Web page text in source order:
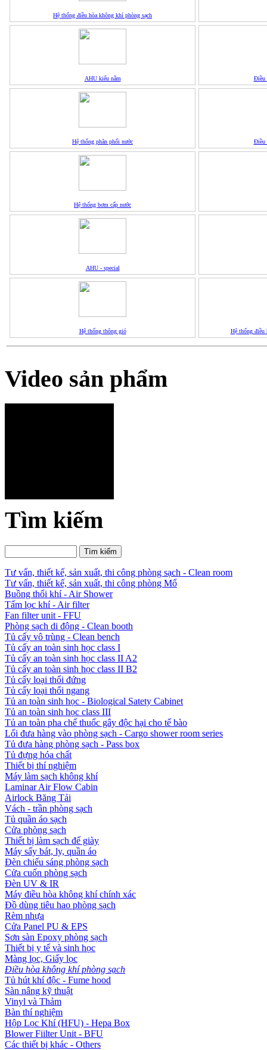
Hệ thống điều hòa không khí phòng sạch
AHU kiểu nằm Điều
Hệ thống phân phối nước Điều
Hệ thống bơm cấp nước
AHU - special
Hệ thống thông gió Hệ thống điều
Video sản phẩm
Tìm kiếm
Tư vấn, thiết kế, sản xuất, thi công phòng sạch - Clean room
Tư vấn, thiết kế, sản xuất, thi công phòng Mổ
Buồng thổi khí - Air Shower
Tấm lọc khí - Air filter
Fan filter unit - FFU
Phòng sạch di động - Clean booth
Tủ cấy vô trùng - Clean bench
Tủ cấy an toàn sinh học class I
Tủ cấy an toàn sinh học class II A2
Tủ cấy an toàn sinh học class II B2
Tủ cấy loại thổi đứng
Tủ cấy loại thổi ngang
Tủ an toàn sinh học - Biological Satety Cabinet
Tủ an toàn sinh học class III
Tủ an toàn pha chế thuốc gây độc hại cho tế bào
Lối đưa hàng vào phòng sạch - Cargo shower room series
Tủ đưa hàng phòng sạch - Pass box
Tủ đựng hóa chất
Thiết bị thí nghiệm
Máy làm sạch không khí
Laminar Air Flow Cabin
Airlock Băng Tải
Vách - trần phòng sạch
Tủ quần áo sạch
Cửa phòng sạch
Thiết bị làm sạch đế giày
Máy sấy bát, ly, quần áo
Đèn chiếu sáng phòng sạch
Cửa cuốn phòng sạch
Đèn UV & IR
Máy điều hòa không khí chính xác
Đồ dùng tiêu hao phòng sạch
Rèm nhựa
Cửa Panel PU & EPS
Sơn sàn Epoxy phòng sạch
Thiết bị y tế và sinh học
Màng lọc, Giấy lọc
Điều hòa không khí phòng sạch
Tủ hút khí độc - Fume hood
Sàn nâng kỹ thuật
Vinyl và Thảm
Bàn thí nghiệm
Hộp Lọc Khí (HFU) - Hepa Box
Blower Fiilter Unit - BFU
Các thiết bị khác - Others